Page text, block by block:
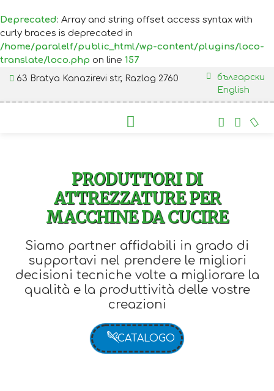
Deprecated: Array and string offset access syntax with
curly braces is deprecated in
/home/paralelf/public_html/wp-content/plugins/loco-
translate/loco.php on line 157
63 Bratya Kanazirevi str, Razlog 2760
български
English
PRODUTTORI DI
ATTREZZATURE PER
MACCHINE DA CUCIRE
Siamo partner affidabili in grado di
supportavi nel prendere le migliori
decisioni tecniche volte a migliorare la
qualità e la produttività delle vostre
creazioni
CATALOGO